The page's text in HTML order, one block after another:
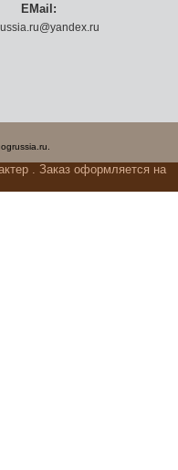
EMail:
. Заказ оформляется на